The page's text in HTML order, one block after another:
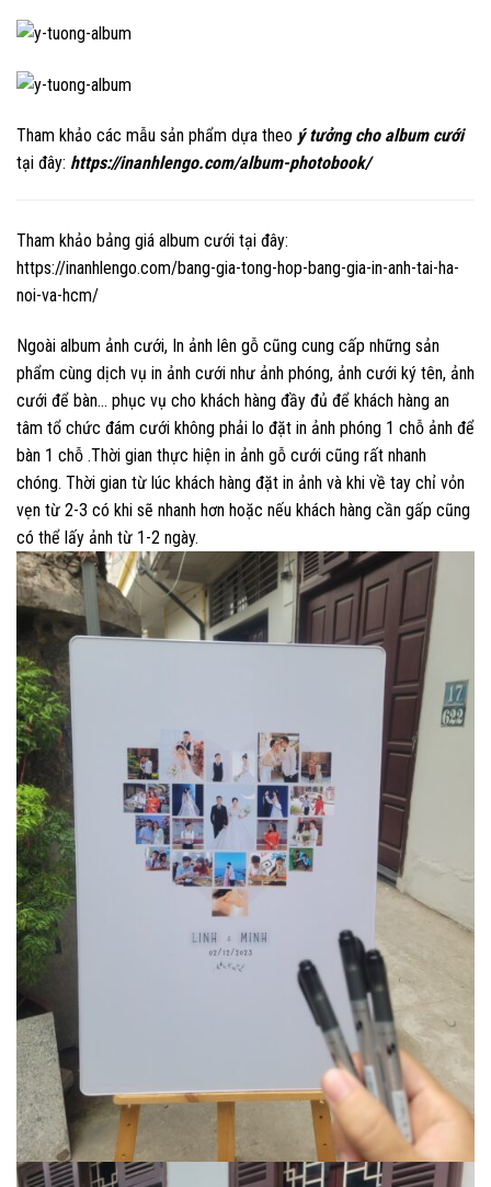
Tham khảo các mẫu sản phẩm dựa theo ý tưởng cho album cưới
tại đây: https://inanhlengo.com/album-photobook/
Tham khảo bảng giá album cưới tại đây:
https://inanhlengo.com/bang-gia-tong-hop-bang-gia-in-anh-tai-ha-
noi-va-hcm/
Ngoài album ảnh cưới, In ảnh lên gỗ cũng cung cấp những sản
phẩm cùng dịch vụ in ảnh cưới như ảnh phóng, ảnh cưới ký tên, ảnh
cưới để bàn… phục vụ cho khách hàng đầy đủ để khách hàng an
tâm tổ chức đám cưới không phải lo đặt in ảnh phóng 1 chỗ ảnh để
bàn 1 chỗ .Thời gian thực hiện in ảnh gỗ cưới cũng rất nhanh
chóng. Thời gian từ lúc khách hàng đặt in ảnh và khi về tay chỉ vỏn
vẹn từ 2-3 có khi sẽ nhanh hơn hoặc nếu khách hàng cần gấp cũng
có thể lấy ảnh từ 1-2 ngày.